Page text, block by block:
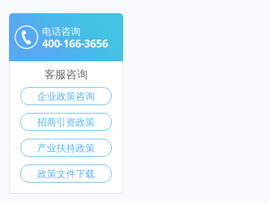
电话咨询
400-166-3656
客服咨询
企业政策咨询
招商引资政策
产业扶持政策
政策文件下载